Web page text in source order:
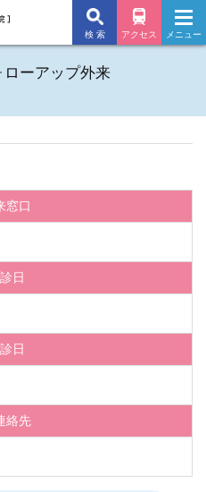
検 索 アクセス メニュー
ーアップ外来
窓口
日
日
絡先